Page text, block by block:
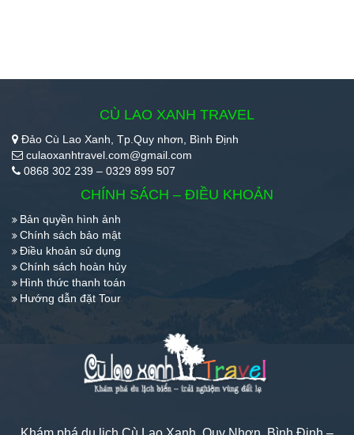
CÙ LAO XANH TRAVEL
Đảo Cù Lao Xanh, Tp.Quy nhơn, Bình Định
culaoxanhtravel.com@gmail.com
0868 302 239 – 0329 899 507
CHÍNH SÁCH – ĐIỀU KHOẢN
Bản quyền hình ảnh
Chính sách bảo mật
Điều khoản sử dụng
Chính sách hoàn hủy
Hình thức thanh toán
Hướng dẫn đặt Tour